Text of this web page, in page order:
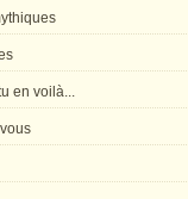
en voilà...